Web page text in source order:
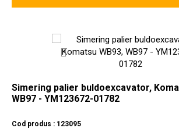
Simering palier buldoexcavator,
WB97 - YM123672-01782
Cod produs : 123095